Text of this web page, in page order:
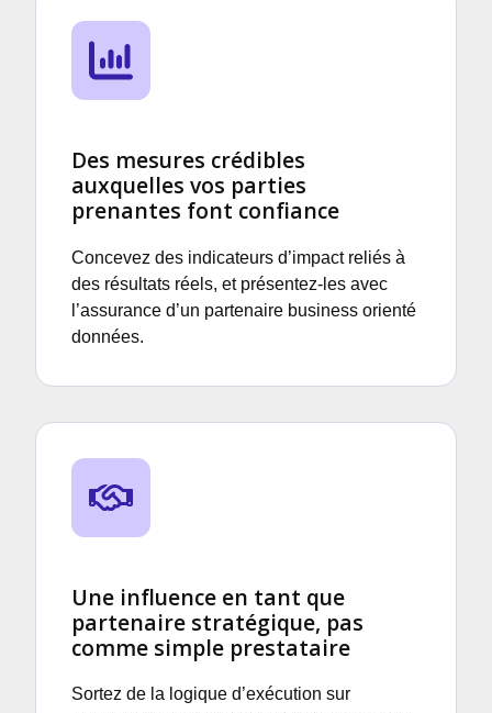
Des mesures crédibles
auxquelles vos parties
prenantes font confiance
Concevez des indicateurs d’impact reliés à
des résultats réels, et présentez‑ les avec
l’assurance d’un partenaire business orienté
données.
Une influence en tant que
partenaire stratégique, pas
comme simple prestataire
Sortez de la logique d’exécution sur